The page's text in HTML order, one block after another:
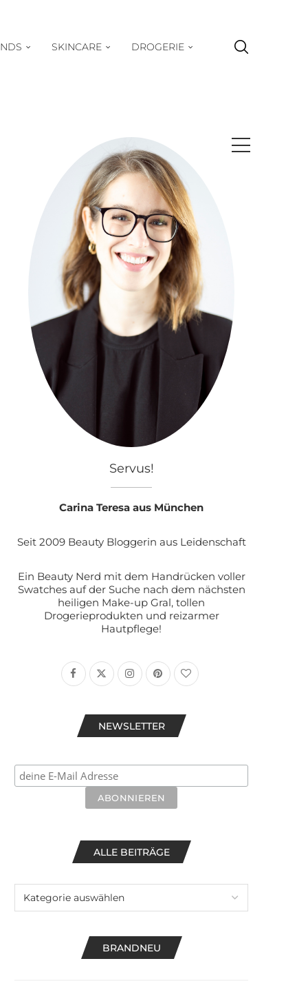
SKINCARE DROGERIE
Servus!
Carina Teresa aus München
Seit 2009 Beauty Bloggerin aus Leidenschaft
Ein Beauty Nerd mit dem Handrücken voller
Swatches auf der Suche nach dem nächsten
heiligen Make-up Gral, tollen
Drogerieprodukten und reizarmer
Hautpflege!
NEWSLETTER
ALLE BEITRÄGE
BRANDNEU